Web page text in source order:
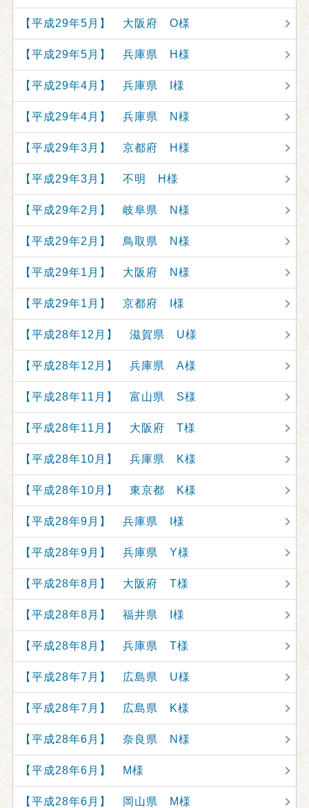
【平成29年5月】 大阪府 O様
【平成29年5月】 兵庫県 H様
【平成29年4月】 兵庫県 I様
【平成29年4月】 兵庫県 N様
【平成29年3月】 京都府 H様
【平成29年3月】 不明 H様
【平成29年2月】 岐阜県 N様
【平成29年2月】 鳥取県 N様
【平成29年1月】 大阪府 N様
【平成29年1月】 京都府 I様
【平成28年12月】 滋賀県 U様
【平成28年12月】 兵庫県 A様
【平成28年11月】 富山県 S様
【平成28年11月】 大阪府 T様
【平成28年10月】 兵庫県 K様
【平成28年10月】 東京都 K様
【平成28年9月】 兵庫県 I様
【平成28年9月】 兵庫県 Y様
【平成28年8月】 大阪府 T様
【平成28年8月】 福井県 I様
【平成28年8月】 兵庫県 T様
【平成28年7月】 広島県 U様
【平成28年7月】 広島県 K様
【平成28年6月】 奈良県 N様
【平成28年6月】 M様
【平成28年6月】 岡山県 M様